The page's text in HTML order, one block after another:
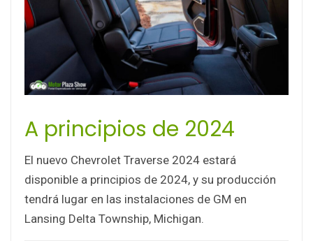
A principios de 2024
El nuevo Chevrolet Traverse 2024 estará
disponible a principios de 2024, y su producción
tendrá lugar en las instalaciones de GM en
Lansing Delta Township, Michigan.